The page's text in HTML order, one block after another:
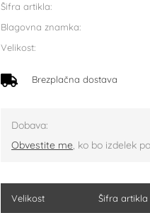
Šifra artikla:
Blagovna znamka:
Velikost:
Brezplačna dostava
Dobava:
Obvestite me, ko bo izdelek
Velikost Šifra artikla